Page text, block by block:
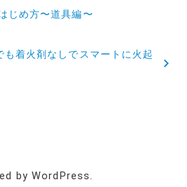
じめ方〜道具編〜
着火剤なしでスマートに火起
by WordPress.